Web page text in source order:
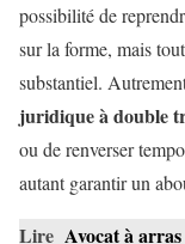
possibilité de
sur la forme, mais
substantiel.
juridique à double
ou de renverser
autant garantir un
Lire Avocat à